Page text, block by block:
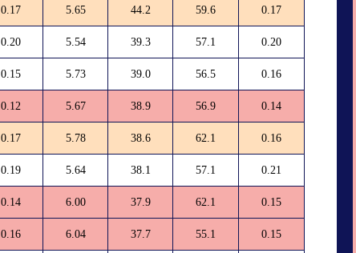
0.17 5.65 44.2 59.6 0.17
0.20 5.54 39.3 57.1 0.20
0.15 5.73 39.0 56.5 0.16
0.12 5.67 38.9 56.9 0.14
0.17 5.78 38.6 62.1 0.16
0.19 5.64 38.1 57.1 0.21
0.14 6.00 37.9 62.1 0.15
0.16 6.04 37.7 55.1 0.15